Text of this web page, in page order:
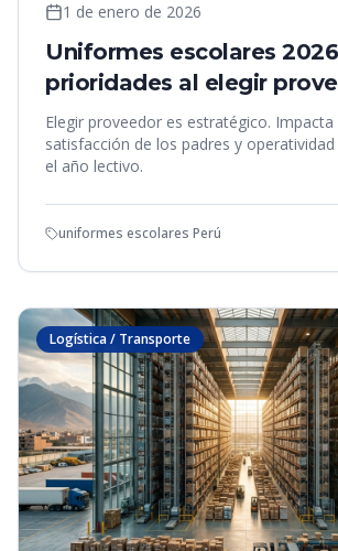
1 de enero de 2026
Uniformes escolares
prioridades al elegir
Elegir proveedor es estratégico. Impacta
satisfacción de los padres y
el año lectivo.
uniformes escolares Perú
Logística / Transporte